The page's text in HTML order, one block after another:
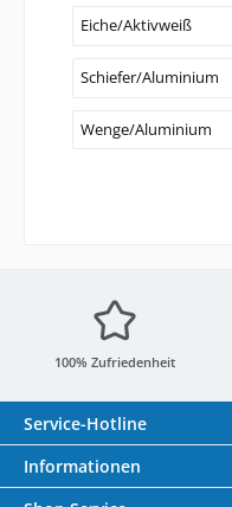
Eiche/Aktivweiß
Schiefer/Aluminium
Wenge/Aluminium
100% Zufriedenheit
Service-Hotline
Informationen